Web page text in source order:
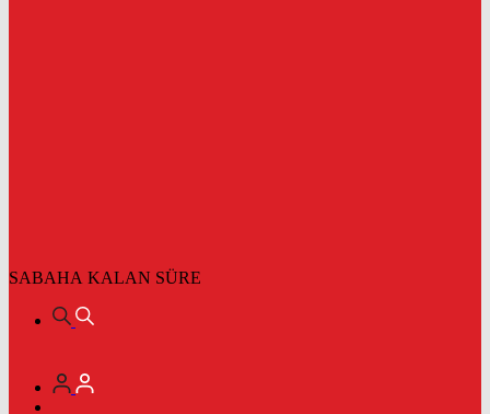
SABAHA KALAN SÜRE